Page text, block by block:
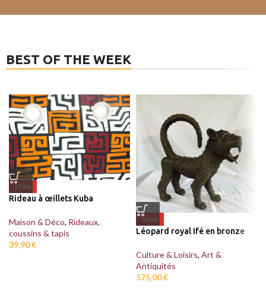
BEST OF THE WEEK
STAR
Rideau à œillets Kuba
Maison & Déco, Rideaux,
coussins & tapis
39,90€
STAR
Léopard royal Ifé en bronze
Culture & Loisirs, Art &
Antiquités
575,00€